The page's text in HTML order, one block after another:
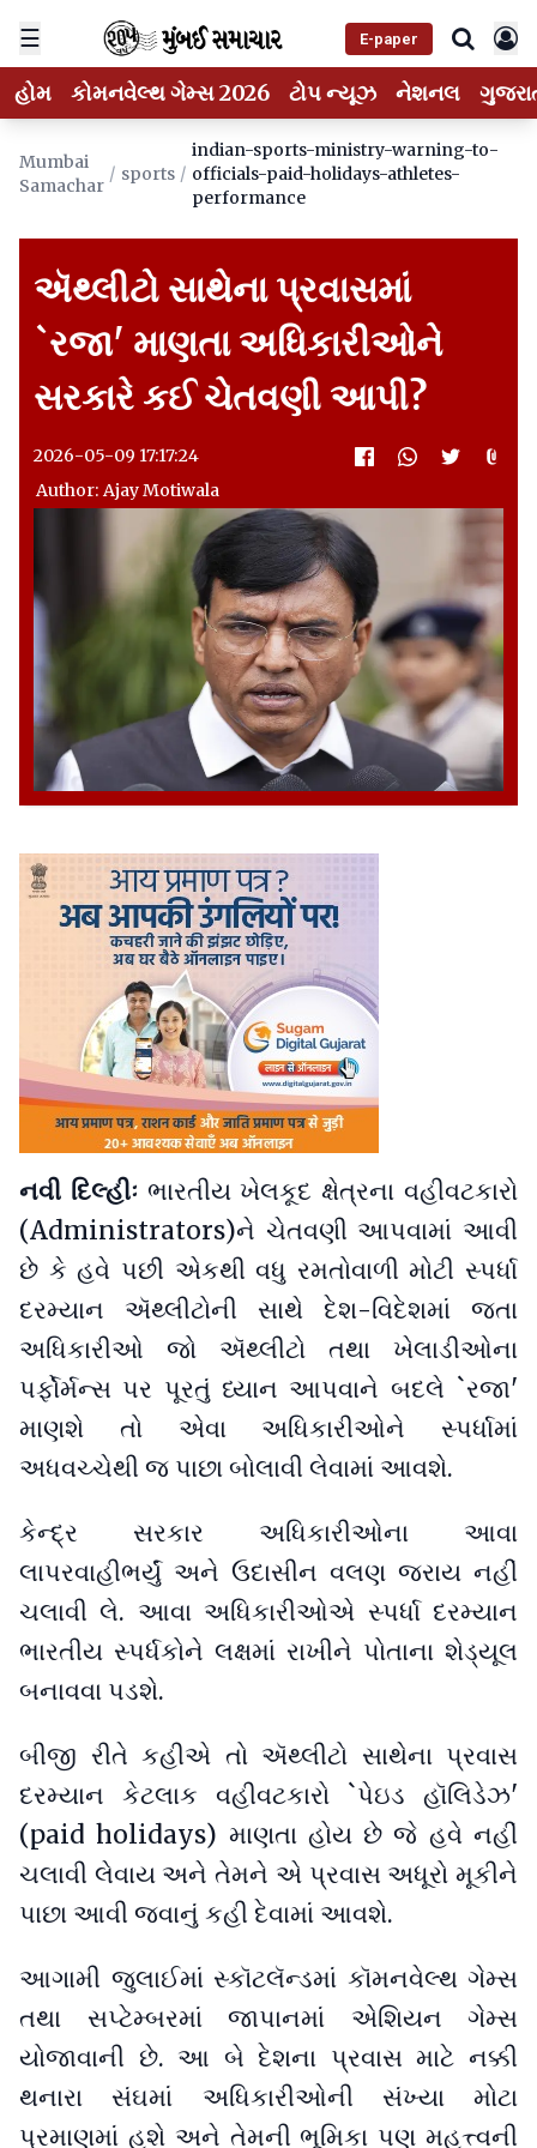
☰ E-paper
હોમ કોમનવેલ્થ ગેમ્સ 2026 ટોપ ન્યૂઝ નેશનલ
Mumbai
Samachar
/ sports /
indian-sports-ministry-warning-to-
officials-paid-holidays-athletes-
performance
ઍથ્લીટો સાથેના પ્રવાસમાં
`રજા' માણતા અધિકારીઓને
સરકારે કઈ ચેતવણી આપી?
2026-05-09 17:17:24
Author: Ajay Motiwala
નવી દિલ્હીઃ ભારતીય ખેલકૂદ ક્ષેત્રના વહીવટકારો
(Administrators)ને ચેતવણી આપવામાં આવી
છે કે હવે પછી એકથી વધુ રમતોવાળી મોટી સ્પર્ધા
દરમ્યાન ઍથ્લીટોની સાથે દેશ-વિદેશમાં જતા
અધિકારીઓ જો ઍથ્લીટો તથા ખેલાડીઓના
પર્ફોર્મન્સ પર પૂરતું ધ્યાન આપવાને બદલે `રજા'
માણશે તો એવા અધિકારીઓને સ્પર્ધામાં
અધવચ્ચેથી જ પાછા બોલાવી લેવામાં આવશે.
કેન્દ્ર સરકાર અધિકારીઓના આવા
લાપરવાહીભર્યું અને ઉદાસીન વલણ જરાય નહીં
ચલાવી લે. આવા અધિકારીઓએ સ્પર્ધા દરમ્યાન
ભારતીય સ્પર્ધકોને લક્ષમાં રાખીને પોતાના શેડ્યૂલ
બનાવવા પડશે.
બીજી રીતે કહીએ તો ઍથ્લીટો સાથેના પ્રવાસ
દરમ્યાન કેટલાક વહીવટકારો `પેઇડ હૉલિડેઝ'
(paid holidays) માણતા હોય છે જે હવે નહીં
ચલાવી લેવાય અને તેમને એ પ્રવાસ અધૂરો મૂકીને
પાછા આવી જવાનું કહી દેવામાં આવશે.
આગામી જુલાઈમાં સ્કૉટલૅન્ડમાં કૉમનવેલ્થ ગેમ્સ
તથા સપ્ટેમ્બરમાં જાપાનમાં એશિયન ગેમ્સ
યોજાવાની છે. આ બે દેશના પ્રવાસ માટે નક્કી
થનારા સંઘમાં અધિકારીઓની સંખ્યા મોટા
પ્રમાણમાં હશે અને તેમની ભૂમિકા પણ મહત્ત્વની